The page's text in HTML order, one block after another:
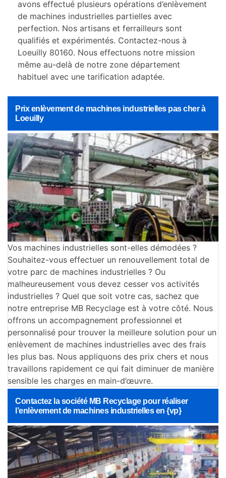
Prix enlèvement de machines industrielles pas cher à
Loeuilly
Vos machines industrielles sont-elles démodées ?
Souhaitez-vous effectuer un renouvellement total de
votre parc de machines industrielles ? Ou
malheureusement vous devez cesser vos activités
industrielles ? Quel que soit votre cas, sachez que
notre entreprise MB Recyclage est à votre côté. Nous
offrons un accompagnement professionnel et
personnalisé pour trouver la meilleure solution pour un
enlèvement de machines industrielles avec des frais
les plus bas. Nous appliquons des prix chers et nous
travaillons rapidement ce qui fait diminuer de manière
sensible les charges en main-d’œuvre.
Contactez la société MB Recyclage pour réaliser
l’enlèvement de machines industrielles en {vp}
avons effectué plusieurs opérations d’enlèvement
de machines industrielles partielles avec
perfection. Nos artisans et ferrailleurs sont
qualifiés et expérimentés. Contactez-nous à
Loeuilly 80160. Nous effectuons notre mission
même au-delà de notre zone département
habituel avec une tarification adaptée.